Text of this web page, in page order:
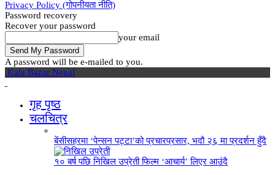
Privacy Policy (गोपनीयता नीति)
Password recovery
Recover your password
your email
A password will be e-mailed to you.
Kala Bazar Nepal
गृह पृष्‍ठ
चलचित्र
बेंसीसहरमा ‘पेन्सन पट्टा’को प्रचारप्रसार, भदौ २६ मा प्रदर्शन हुँदै
१० बर्ष पछि निखिल उप्रेती फिल्म ‘आचार्य’ लिएर आउंदै